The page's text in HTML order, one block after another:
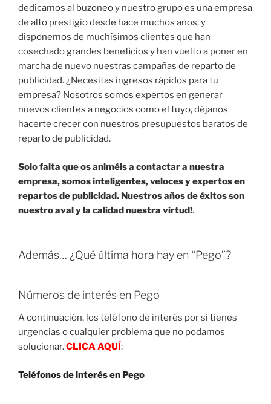
dedicamos al buzoneo y nuestro grupo es una empresa
de alto prestigio desde hace muchos años, y
disponemos de muchísimos clientes que han
cosechado grandes beneficios y han vuelto a poner en
marcha de nuevo nuestras campañas de reparto de
publicidad. ¿Necesitas ingresos rápidos para tu
empresa? Nosotros somos expertos en generar
nuevos clientes a negocios como el tuyo, déjanos
hacerte crecer con nuestros presupuestos baratos de
reparto de publicidad.
Solo falta que os animéis a contactar a nuestra
empresa, somos inteligentes, veloces y expertos en
repartos de publicidad. Nuestros años de éxitos son
nuestro aval y la calidad nuestra virtud!.
Además… ¿Qué última hora hay en “Pego”?
Números de interés en Pego
A continuación, los teléfono de interés por si tienes
urgencias o cualquier problema que no podamos
solucionar.CLICA AQUÍ:
Teléfonos de interés en Pego